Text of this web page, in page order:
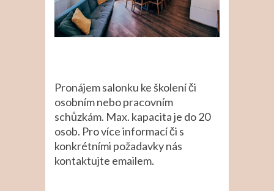
Pronájem salonku ke školení či
osobním nebo pracovním
schůzkám. Max. kapacita je do 20
osob. Pro více informací či s
konkrétními požadavky nás
kontaktujte emailem.